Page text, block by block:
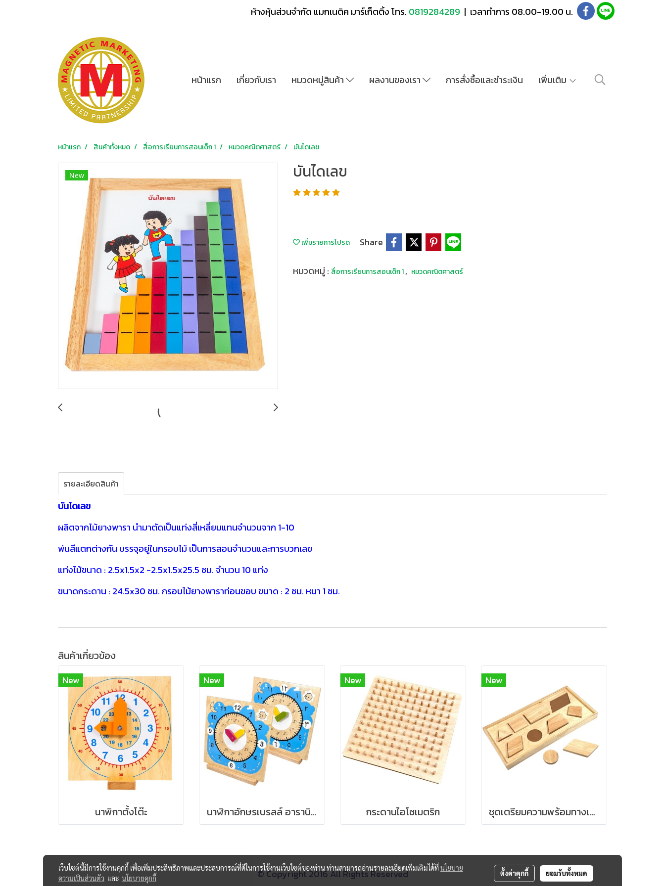
ห้างหุ้นส่วนจำกัด แมกเนติค มาร์เก็ตติ้ง โทร. 0819284289 | เวลาทำการ 08.00-19.00 น.
หน้าแรก เกี่ยวกับเรา หมวดหมู่สินค้า ผลงานของเรา การสั่งซื้อและชำระเงิน เพิ่มเติม
หน้าแรก สินค้าทั้งหมด สื่อการเรียนการสอนเด็ก 1 หมวดคณิตศาสตร์ บันไดเลข
New บันไดเลข
เพิ่มรายการโปรด Share
หมวดหมู่ : สื่อการเรียนการสอนเด็ก 1, หมวดคณิตศาสตร์
รายละเอียดสินค้า
บันไดเลข
ผลิตจากไม้ยางพารา นำมาตัดเป็นแท่งสี่เหลี่ยมแทนจำนวนจาก 1-10
พ่นสีแตกต่างกัน บรรจุอยู่ในกรอบไม้ เป็นการสอนจำนวนและการบวกเลข
แท่งไม้ขนาด : 2.5x1.5x2 -2.5x1.5x25.5 ซม. จำนวน 10 แท่ง
ขนาดกระดาน : 24.5x30 ซม. กรอบไม้ยางพาราท่อนขอบ ขนาด : 2 ซม. หนา 1 ซม.
สินค้าเกี่ยวข้อง
New
นาพิกาตั้งโต๊ะ
New
นาฬิกาอักษรเบรลล์ อาราบิก,อาหรับ (ชุดละ)
New
กระดานไอโซเมตริก
New
ชุดเตรียมความพร้อมทางเรขาคณิต
© Copyright 2016 All Rights Reserved
เว็บไซต์นี้มีการใช้งานคุกกี้ เพื่อเพิ่มประสิทธิภาพและประสบการณ์ที่ดีในการใช้งานเว็บไซต์ของท่าน ท่านสามารถอ่านรายละเอียดเพิ่มเติมได้ที่นโยบาย
ความเป็นส่วนตัว และ นโยบายคุกกี้
ตั้งค่าคุกกี้ ยอมรับทั้งหมด